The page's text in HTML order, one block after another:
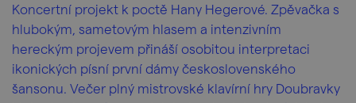
Koncertní projekt k poctě Hany Hegerové. Zpěvačka s
hlubokým, sametovým hlasem a intenzivním
hereckým projevem přináší osobitou interpretaci
ikonických písní první dámy československého
šansonu. Večer plný mistrovské klavírní hry Doubravky